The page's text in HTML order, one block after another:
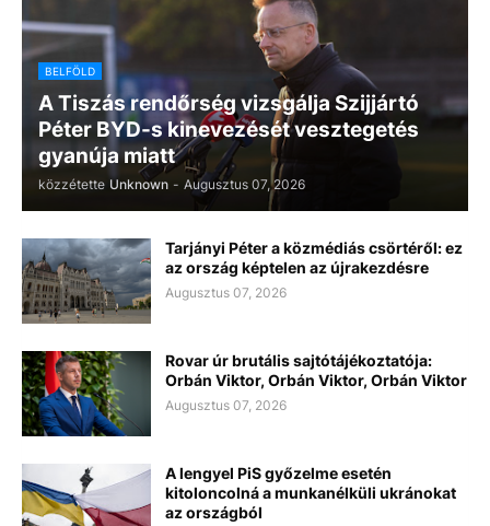
BELFÖLD
A Tiszás rendőrség vizsgálja Szijjártó
Péter BYD-s kinevezését vesztegetés
gyanúja miatt
közzétette Unknown - Augusztus 07, 2026
Tarjányi Péter a közmédiás csörtéről: ez
az ország képtelen az újrakezdésre
Augusztus 07, 2026
Rovar úr brutális sajtótájékoztatója:
Orbán Viktor, Orbán Viktor, Orbán Viktor
Augusztus 07, 2026
A lengyel PiS győzelme esetén
kitoloncolná a munkanélküli ukránokat
az országból